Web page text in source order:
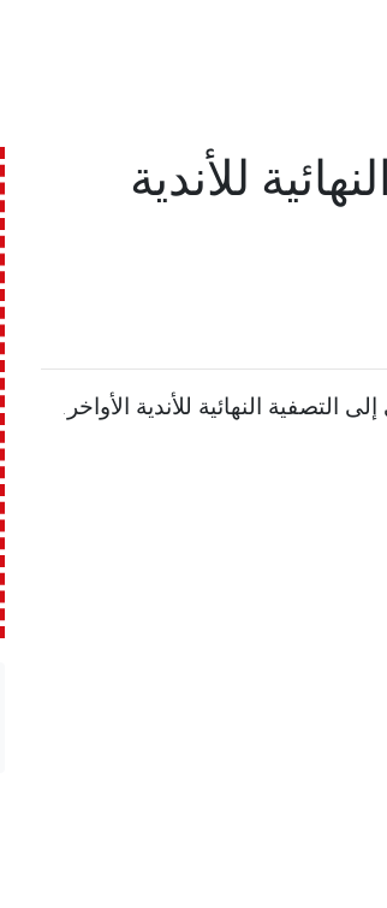
للأندية
النهائية للأندية الأواخر.